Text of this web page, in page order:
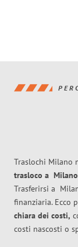
Traslochi Milano
trasloco a Milano
Trasferirsi a
finanziaria. Ecco
chiara dei costi,
costi nascosti o